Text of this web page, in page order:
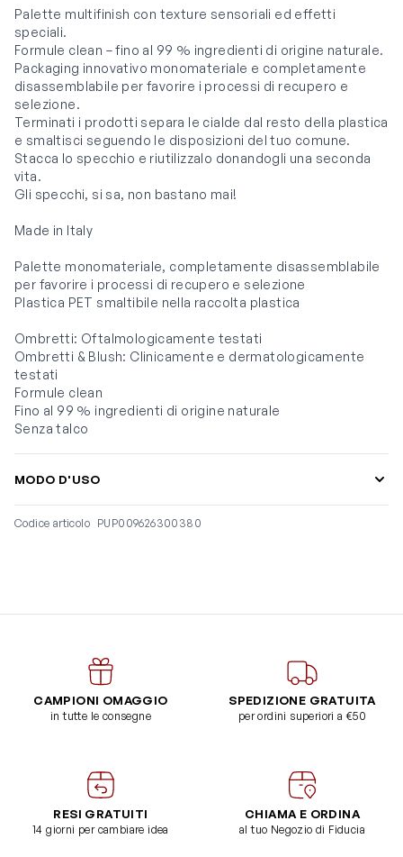
Palette multifinish con texture sensoriali ed effetti
speciali.
Formule clean – fino al 99 % ingredienti di origine naturale.
Packaging innovativo monomateriale e completamente
disassemblabile per favorire i processi di recupero e
selezione.
Terminati i prodotti separa le cialde dal resto della plastica
e smaltisci seguendo le disposizioni del tuo comune.
Stacca lo specchio e riutilizzalo donandogli una seconda
vita.
Gli specchi, si sa, non bastano mai!
Made in Italy
Palette monomateriale, completamente disassemblabile
per favorire i processi di recupero e selezione
Plastica PET smaltibile nella raccolta plastica
Ombretti: Oftalmologicamente testati
Ombretti & Blush: Clinicamente e dermatologicamente
testati
Formule clean
Fino al 99 % ingredienti di origine naturale
Senza talco
MODO D'USO
Codice articolo PUP009626300380
CAMPIONI OMAGGIO
in tutte le consegne
SPEDIZIONE GRATUITA
per ordini superiori a €50
RESI GRATUITI
14 giorni per cambiare idea
CHIAMA E ORDINA
al tuo Negozio di Fiducia